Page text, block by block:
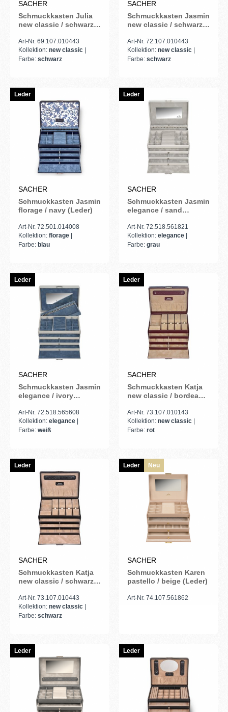
SACHER
Schmuckkasten Julia
new classic / schwarz
Art-Nr. 69.107.010443
Kollektion: new classic |
Farbe: schwarz
SACHER
Schmuckkasten Jasmin
new classic / schwarz
Art-Nr. 72.107.010443
Kollektion: new classic |
Farbe: schwarz
Leder
SACHER
Schmuckkasten Jasmin
florage / navy (Leder)
Art-Nr. 72.501.014008
Kollektion: florage |
Farbe: blau
Leder
SACHER
Schmuckkasten Jasmin
elegance / sand
Art-Nr. 72.518.561821
Kollektion: elegance |
Farbe: grau
Leder
SACHER
Schmuckkasten Jasmin
elegance / ivory
Art-Nr. 72.518.565608
Kollektion: elegance |
Farbe: weiß
Leder
SACHER
Schmuckkasten Katja
new classic / bordeaux
Art-Nr. 73.107.010143
Kollektion: new classic |
Farbe: rot
Leder
SACHER
Schmuckkasten Katja
new classic / schwarz
Art-Nr. 73.107.010443
Kollektion: new classic |
Farbe: schwarz
Leder Neu
SACHER
Schmuckkasten Karen
pastello / beige (Leder)
Art-Nr. 74.107.561862
Leder Leder